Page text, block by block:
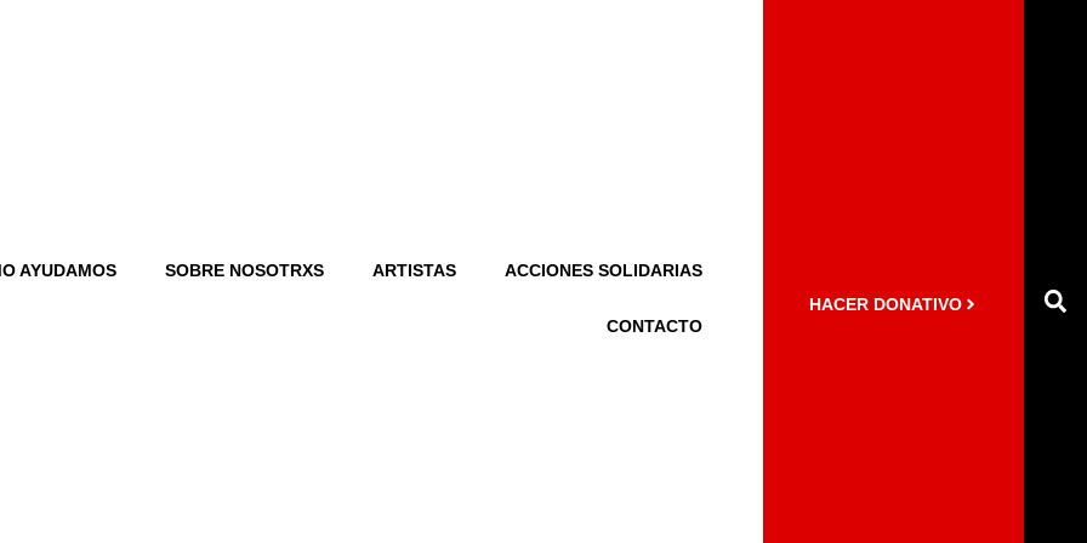
AYUDAMOS SOBRE NOSOTRXS ARTISTAS ACCIONES SOLIDARIAS
CONTACTO
HACER DONATIVO